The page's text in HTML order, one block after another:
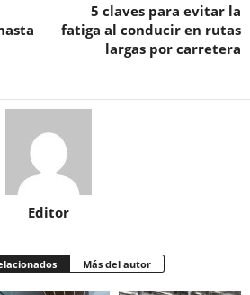
5 claves para evitar la
fatiga al conducir en rutas
largas por carretera
Editor
Más del autor